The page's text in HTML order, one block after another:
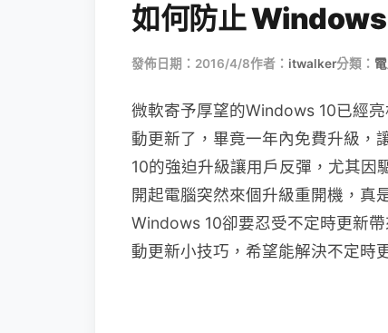
如何防止
發佈日期：2016/4/8作者： itwalker分類：
微軟寄予厚望的Windows 10已經
動更新了，畢竟一年內免費升級，
10的強迫升級讓用戶反彈，尤其因
開起電腦突然來個升級重開機，真
Windows 10卻要忍受不定時更新
動更新小技巧，希望能解決不定時